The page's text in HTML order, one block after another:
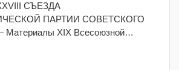
СЪЕЗДА
ПАРТИИ СОВЕТСКОГО
XIX Всесоюзной…